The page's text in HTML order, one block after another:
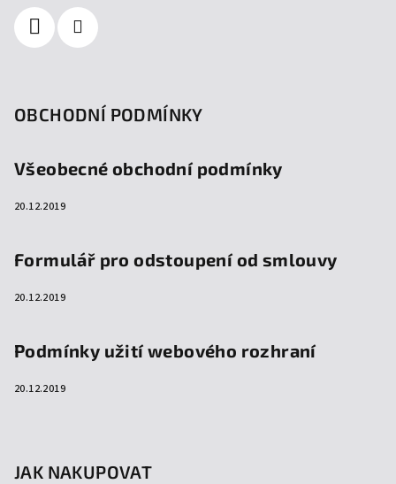
OBCHODNÍ PODMÍNKY
Všeobecné obchodní podmínky
20.12.2019
Formulář pro odstoupení od smlouvy
20.12.2019
Podmínky užití webového rozhraní
20.12.2019
JAK NAKUPOVAT